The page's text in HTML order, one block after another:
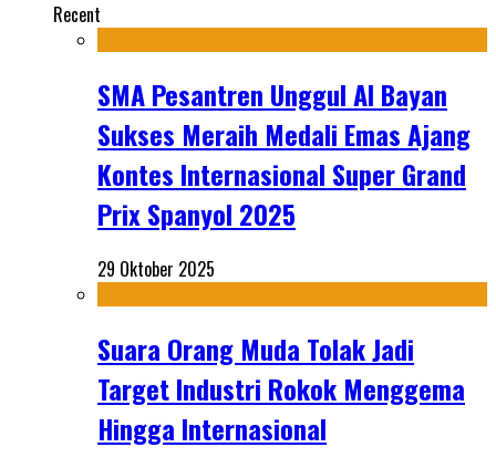
Recent
SMA Pesantren Unggul Al Bayan
Sukses Meraih Medali Emas Ajang
Kontes Internasional Super Grand
Prix Spanyol 2025
29 Oktober 2025
Suara Orang Muda Tolak Jadi
Target Industri Rokok Menggema
Hingga Internasional